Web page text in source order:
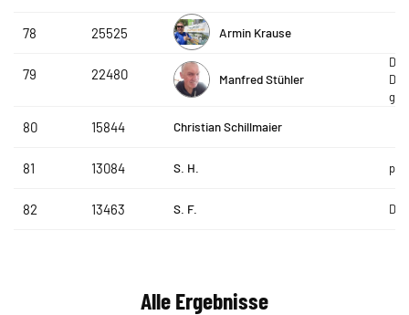
78 25525 Armin Krause
79 22480 Manfred Stühler
80 15844 Christian Schillmaier
81 13084 S. H.
82 13463 S. F.
Alle Ergebnisse